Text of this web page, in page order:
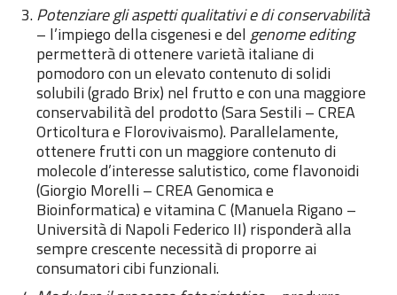
Potenziare gli aspetti qualitativi e di conservabilità
– l’impiego della cisgenesi e del genome editing
permetterà di ottenere varietà italiane di
pomodoro con un elevato contenuto di solidi
solubili (grado Brix) nel frutto e con una maggiore
conservabilità del prodotto (Sara Sestili – CREA
Orticoltura e Florovivaismo). Parallelamente,
ottenere frutti con un maggiore contenuto di
molecole d’interesse salutistico, come flavonoidi
(Giorgio Morelli – CREA Genomica e
Bioinformatica) e vitamina C (Manuela Rigano –
Università di Napoli Federico II) risponderà alla
sempre crescente necessità di proporre ai
consumatori cibi funzionali.